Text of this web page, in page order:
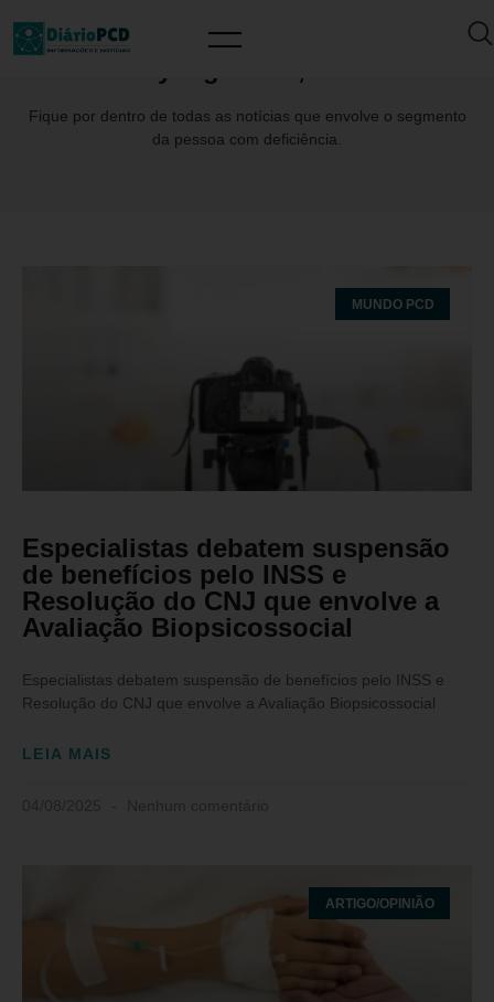
Fique por dentro de todas as notícias que envolve o segmento
da pessoa com deficiência.
MUNDO PCD
Especialistas debatem suspensão
de benefícios pelo INSS e
Resolução do CNJ que envolve a
Avaliação Biopsicossocial
Especialistas debatem suspensão de benefícios pelo INSS e
Resolução do CNJ que envolve a Avaliação Biopsicossocial
LEIA MAIS
ARTIGO/OPINIÃO